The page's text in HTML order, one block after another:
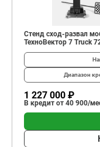
Стенд сход-развал
ТехноВектор 7 Truck
Диапазон
1 227 000 ₽
В кредит от 40 900/